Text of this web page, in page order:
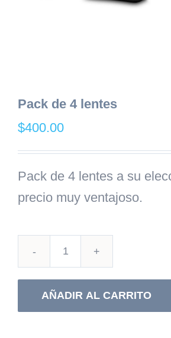
Pack de 4 lentes
$400.00
Pack de 4 lentes a su
precio muy ventajoso.
de
4
AÑADIR AL CARRITO